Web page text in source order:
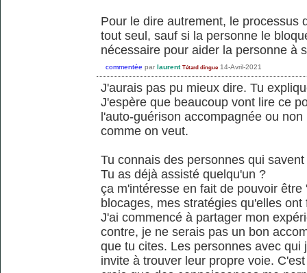
Pour le dire autrement, le processus
tout seul, sauf si la personne le
nécessaire pour aider la personne à
commentée par laurent Tétard dingue 14-Avril-2021
J'aurais pas pu mieux dire. Tu
J'espère que beaucoup vont lire ce
l'auto-guérison accompagnée ou
comme on veut.
Tu connais des personnes qui
Tu as déjà assisté quelqu'un ?
ça m'intéresse en fait de pouvoir
blocages, mes stratégies qu'elles
J'ai commencé à partager mon
contre, je ne serais pas un bon
que tu cites. Les personnes avec
invite à trouver leur propre voie.